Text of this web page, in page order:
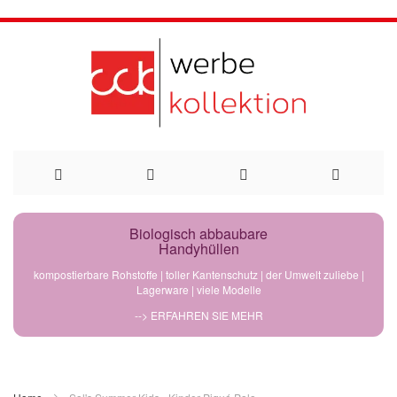
Direkt
Biologisch abbaubare
Handyhüllen
kompostierbare Rohstoffe | toller Kantenschutz | der Umwelt zuliebe |
Lagerware | viele Modelle
--> ERFAHREN SIE MEHR